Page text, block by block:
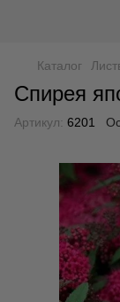
Каталог
Спирея
Артикул: 6201